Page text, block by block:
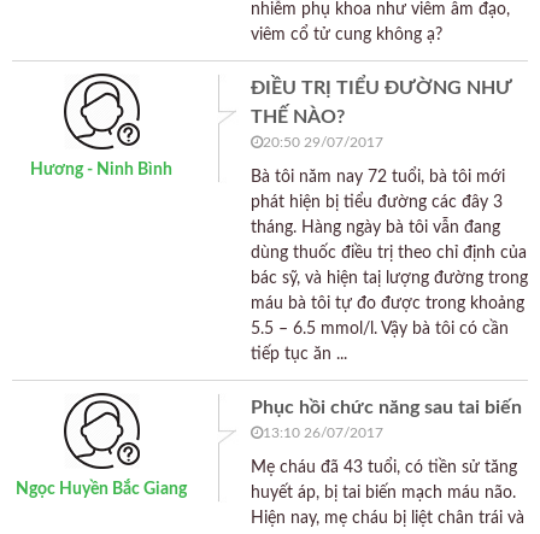
nhiễm phụ khoa như viêm âm đạo,
viêm cổ tử cung không ạ?
Hương - Ninh Bình
ĐIỀU TRỊ TIỂU ĐƯỜNG NHƯ
THẾ NÀO?
20:50 29/07/2017
Bà tôi năm nay 72 tuổi, bà tôi mới
phát hiện bị tiểu đường các đây 3
tháng. Hàng ngày bà tôi vẫn đang
dùng thuốc điều trị theo chỉ định của
bác sỹ, và hiện taị lượng đường trong
máu bà tôi tự đo được trong khoảng
5.5 – 6.5 mmol/l. Vậy bà tôi có cần
tiếp tục ăn ...
Ngọc Huyền Bắc Giang
Phục hồi chức năng sau tai biến
13:10 26/07/2017
Mẹ cháu đã 43 tuổi, có tiền sử tăng
huyết áp, bị tai biến mạch máu não.
Hiện nay, mẹ cháu bị liệt chân trái và